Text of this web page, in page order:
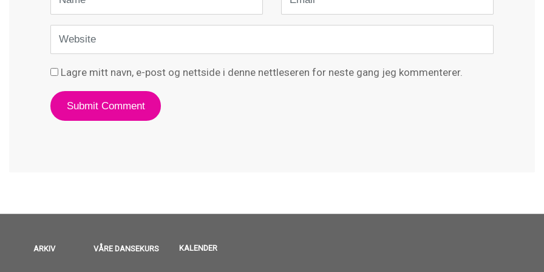
Lagre mitt navn, e-post og nettside i denne nettleseren for neste gang jeg kommenterer.
ARKIV VÅRE DANSEKURS KALENDER